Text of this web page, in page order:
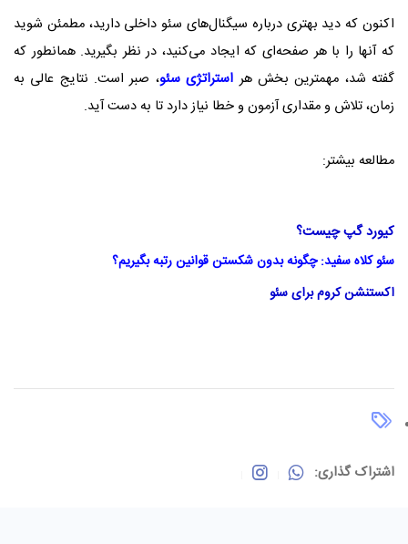
اکنون که دید بهتری درباره سیگنال‌های سئو داخلی دارید، مطمئن شوید
که آنها را با هر صفحه‌ای که ایجاد می‌کنید، در نظر بگیرید. همانطور که
گفته شد، مهمترین بخش هر استراتژی سئو، صبر است. نتایج عالی به
زمان، تلاش و مقداری آزمون و خطا نیاز دارد تا به دست آید.
مطالعه بیشتر:
کیورد گپ چیست؟
سئو کلاه سفید: چگونه بدون شکستن قوانین رتبه بگیریم؟
اکستنشن کروم برای سئو
اشتراک گذاری: